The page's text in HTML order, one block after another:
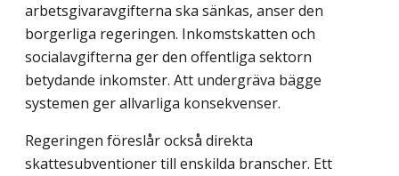
arbetsgivaravgifterna ska sänkas, anser den
borgerliga regeringen. Inkomstskatten och
socialavgifterna ger den offentliga sektorn
betydande inkomster. Att undergräva bägge
systemen ger allvarliga konsekvenser.
Regeringen föreslår också direkta
skattesubventioner till enskilda branscher. Ett